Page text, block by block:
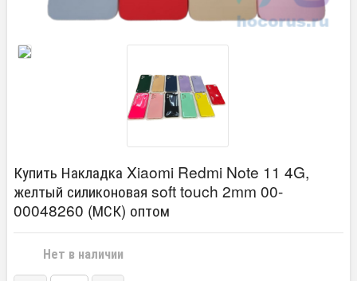
Купить Накладка Xiaomi Redmi Note 11 4G,
желтый силиконовая soft touch 2mm 00-
00048260 (МСК) оптом
Нет в наличии